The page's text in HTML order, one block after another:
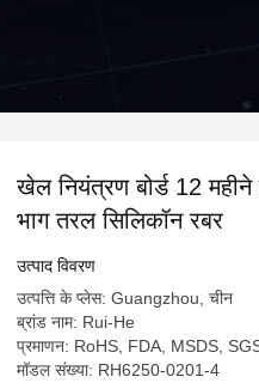
खेल नियंत्रण बोर्ड 12
भाग तरल सिलिकॉन रबर
उत्पाद विवरण
उत्पत्ति के प्लेस: Guangzhou, चीन
ब्रांड नाम: Rui-He
प्रमाणन: RoHS, FDA, MSDS,
मॉडल संख्या: RH6250-0201-4